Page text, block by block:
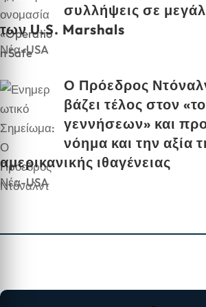
συλλήψεις σε
των U.S. Marshals
Νέα-USA
Ο Πρόεδρος
βάζει τέλος στον
γεννήσεων» και
νόημα και την αξία
αμερικανικής ιθαγένειας
Νέα-USA